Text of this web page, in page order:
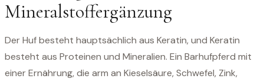
Mineralstoffergänzung
Der Huf besteht hauptsächlich aus Keratin, und Keratin
besteht aus Proteinen und Mineralien. Ein Barhufpferd mit
einer Ernährung, die arm an Kieselsäure, Schwefel, Zink,